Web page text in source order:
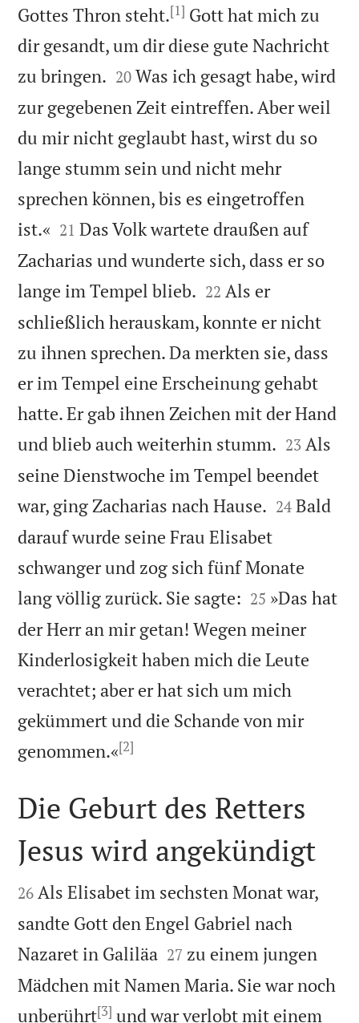
Gottes Thron steht.[1] Gott hat mich zu
dir gesandt, um dir diese gute Nachricht
zu bringen. 

20 Was ich gesagt habe, wird
zur gegebenen Zeit eintreffen. Aber weil
du mir nicht geglaubt hast, wirst du so
lange stumm sein und nicht mehr
sprechen können, bis es eingetroffen
ist.« 

21 Das Volk wartete draußen auf
Zacharias und wunderte sich, dass er so
lange im Tempel blieb. 

22 Als er
schließlich herauskam, konnte er nicht
zu ihnen sprechen. Da merkten sie, dass
er im Tempel eine Erscheinung gehabt
hatte. Er gab ihnen Zeichen mit der Hand
und blieb auch weiterhin stumm. 

23 Als
seine Dienstwoche im Tempel beendet
war, ging Zacharias nach Hause. 

24 Bald
darauf wurde seine Frau Elisabet
schwanger und zog sich fünf Monate
lang völlig zurück. Sie sagte: 

25 »Das hat
der Herr an mir getan! Wegen meiner
Kinderlosigkeit haben mich die Leute
verachtet; aber er hat sich um mich
gekümmert und die Schande von mir
genommen.«[2]

Die Geburt des Retters
Jesus wird angekündigt

26 Als Elisabet im sechsten Monat war,
sandte Gott den Engel Gabriel nach
Nazaret in Galiläa
27 zu einem jungen
Mädchen mit Namen Maria. Sie war noch
unberührt[3] und war verlobt mit einem